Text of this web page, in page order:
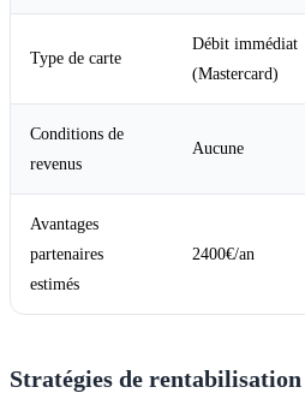
Type de carte
Débit immédiat
(Mastercard)
Conditions de
revenus
Aucune
Avantages
partenaires
estimés
2400€/an
Stratégies de rentabilisation